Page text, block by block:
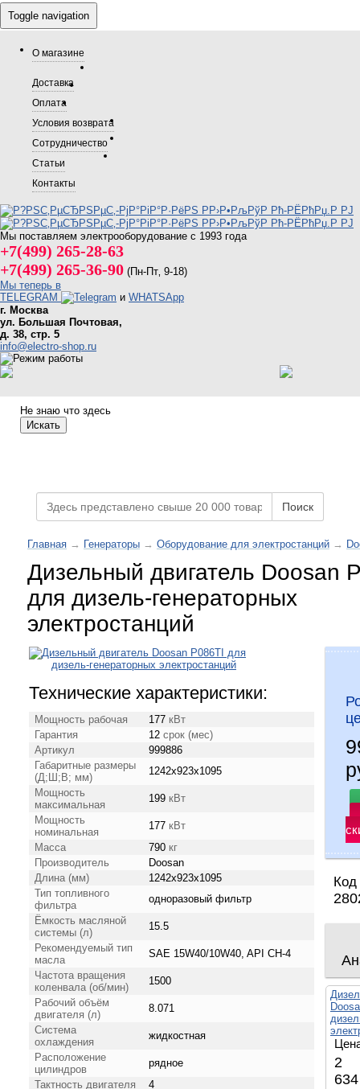
Toggle navigation
О магазине
Доставка
Оплата
Условия возврата
Сотрудничество
Статьи
Контакты
Мы поставляем электрооборудование с 1993 года
+7(499) 265-28-63
+7(499) 265-36-90 (Пн-Пт‚ 9-18)
Мы теперь в
TELEGRAM
и WHATSApp
г. Москва
ул. Большая Почтовая,
д. 38, стр. 5
info@electro-shop.ru
Не знаю что здесь
Искать
Поиск
Главная → Генераторы → Оборудование для электростанций →
Дизельный двигатель Doosan
для дизель-генераторных
электростанций
Технические характеристики:
Мощность рабочая 177 кВт
Гарантия
12 срок (мес)
Артикул
999886
Габаритные размеры
(Д;Ш;В; мм)
1242x923x1095
Мощность
максимальная
199 кВт
Мощность
номинальная
177 кВт
Масса
790 кг
Производитель
Doosan
Длина (мм)
1242x923x1095
Тип топливного
фильтра
одноразовый фильтр
Ёмкость масляной
системы (л)
15.5
Рекомендуемый тип
масла
SAE 15W40/10W40, API CH-4
Частота вращения
коленвала (об/мин)
1500
Рабочий объём
двигателя (л)
8.071
Система
охлаждения
жидкостная
Расположение
цилиндров
рядное
Тактность двигателя
4
Код
2
634